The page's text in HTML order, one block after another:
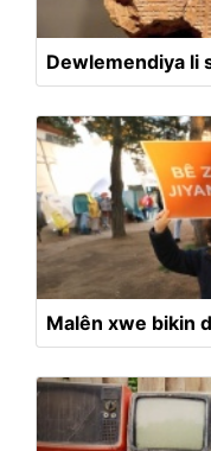
Dewlemendiya li
Malên xwe bikin